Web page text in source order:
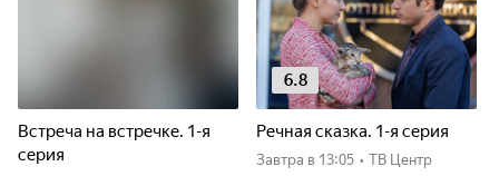
Встреча на встречке. 1-я
серия
6.8
Речная сказка. 1-я серия
Завтра в 13:05 • ТВ Центр